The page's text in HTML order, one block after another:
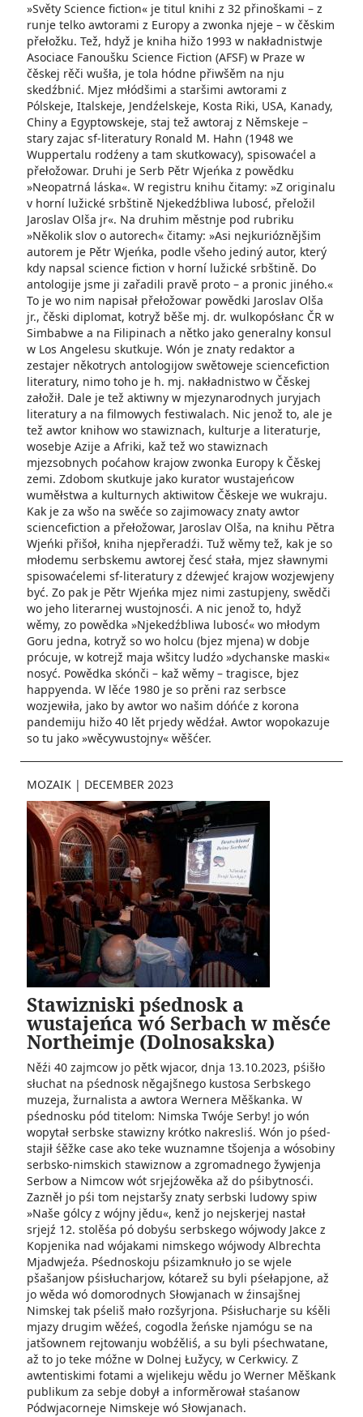
»Světy Science fiction« je titul knihi z 32 přinoškami – z
runje telko awtorami z Europy a zwonka njeje – w čěskim
přełožku. Tež, hdyž je kniha hižo 1993 w nakładnistwje
Asociace Fanoušku Science Fiction (AFSF) w Praze w
čěskej rěči wušła, je tola hódne přiwšěm na nju
skedźbnić. Mjez młódšimi a staršimi awtorami z
Pólskeje, Italskeje, Jendźelskeje, Kosta Riki, USA, Kanady,
Chiny a Egyptowskeje, staj tež awtoraj z Němskeje –
stary zajac sf-literatury Ronald M. Hahn (1948 we
Wuppertalu rodźeny a tam skutkowacy), spisowaćel a
přełožowar. Druhi je Serb Pětr Wjeńka z powědku
»Neopatrná láska«. W registru knihu čitamy: »Z originalu
v horní lužické srbštině Njekedźbliwa lubosć, přeložil
Jaroslav Olša jr«. Na druhim městnje pod rubriku
»Několik slov o autorech« čitamy: »Asi nejkurióznějšim
autorem je Pětr Wjeńka, podle všeho jediný autor, který
kdy napsal science fiction v horní lužické srbštině. Do
antologije jsme ji zařadili pravě proto – a pronic jiného.«
To je wo nim napisał přełožowar powědki Jaroslav Olša
jr., čěski diplomat, kotryž běše mj. dr. wulkopósłanc ČR w
Simbabwe a na Filipinach a nětko jako generalny konsul
w Los Angelesu skutkuje. Wón je znaty redaktor a
zestajer někotrych antologijow swětoweje sciencefiction
literatury, nimo toho je h. mj. nakładnistwo w Čěskej
załožił. Dale je tež aktiwny w mjezynarodnych juryjach
literatury a na filmowych festiwalach. Nic jenož to, ale je
tež awtor knihow wo stawiznach, kulturje a literaturje,
wosebje Azije a Afriki, kaž tež wo stawiznach
mjezsobnych poćahow krajow zwonka Europy k Čěskej
zemi. Zdobom skutkuje jako kurator wustajeńcow
wuměłstwa a kulturnych aktiwitow Čěskeje we wukraju.
Kak je za wšo na swěće so zajimowacy znaty awtor
sciencefiction a přełožowar, Jaroslav Olša, na knihu Pětra
Wjeńki přišoł, kniha njepřeradźi. Tuž wěmy tež, kak je so
młodemu serbskemu awtorej česć stała, mjez sławnymi
spisowaćelemi sf-literatury z dźewjeć krajow wozjewjeny
być. Zo pak je Pětr Wjeńka mjez nimi zastupjeny, swědči
wo jeho literarnej wustojnosći. A nic jenož to, hdyž
wěmy, zo powědka »Njekedźbliwa lubosć« wo młodym
Goru jedna, kotryž so wo holcu (bjez mjena) w dobje
prócuje, w kotrejž maja wšitcy ludźo »dychanske maski«
nosyć. Powědka skónči – kaž wěmy – tragisce, bjez
happyenda. W lěće 1980 je so prěni raz serbsce
wozjewiła, jako by awtor wo našim dóńće z korona
pandemiju hižo 40 lět prjedy wědźał. Awtor wopokazuje
so tu jako »wěcywustojny« wěšćer.
MOZAIK | DECEMBER 2023
Stawizniski pśednosk a
wustajeńca wó Serbach w měsće
Northeimje (Dolnosakska)
Něźi 40 zajmcow jo pětk wjacor, dnja 13.10.2023, pśišło
słuchat na pśednosk něgajšnego kustosa Serbskego
muzeja, žurnalista a awtora Wernera Měškanka. W
pśednosku pód titelom: Nimska Twóje Serby! jo wón
wopytał serbske stawizny krótko nakresliś. Wón jo pśed­
stajił śěžke case ako teke wu­znamne tšojenja a wósobiny
serbsko-nimskich stawiznow a zgromadnego žywjenja
Serbow a Nimcow wót srjejźowěka až do pśibytnosći.
Zazněł jo pśi tom nejstaršy znaty serbski ludowy spiw
»Naše gólcy z wójny jědu«, kenž jo nejskerjej nastał
srjejź 12. stolěśa pó dobyśu serbskego wójwody Jakce z
Kopjenika nad wójakami nimskego wójwody Albrechta
Mjadwjeźa. Pśednoskoju pśizam­knuło jo se wjele
pšašanjow pśisłucharjow, kótarež su byli pśełapjone, až
jo wěda wó domorodnych Słowjanach w źinsajšnej
Nimskej tak pśeliš mało rozšyrjona. Pśisłucharje su kśěli
mjazy drugim wěźeś, cogodla žeńske njamógu se na
jatšownem rejtowanju wobźěliś, a su byli pśechwatane,
až to jo teke móžne w Dolnej Łužycy, w Cerkwicy. Z
awtentiskimi fotami a wjelikeju wědu jo Werner Měškank
publikum za sebje dobył a informěrował staśanow
Pódwjacorneje Nimskeje wó Słowjanach.